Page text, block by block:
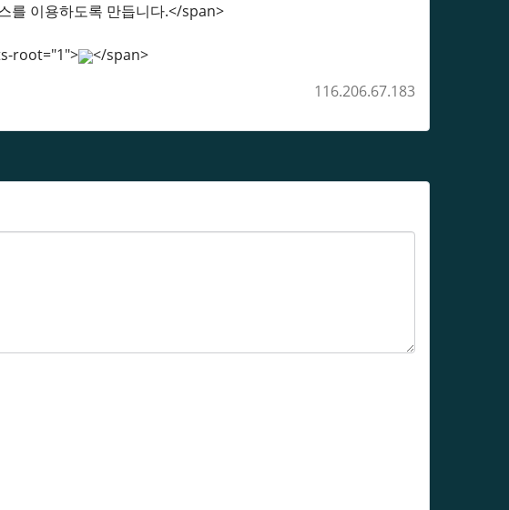
를 이용하도록 만듭니다.</span>
root="1">
</span>
116.206.67.183